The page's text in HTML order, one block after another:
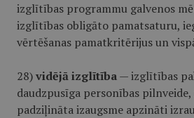
izglītības programmu galvenos
izglītības obligāto pamatsaturu,
vērtēšanas pamatkritērijus un
28)vidējā izglītība— izglītības
daudzpusīga personības
padziļināta izaugsme apzināti